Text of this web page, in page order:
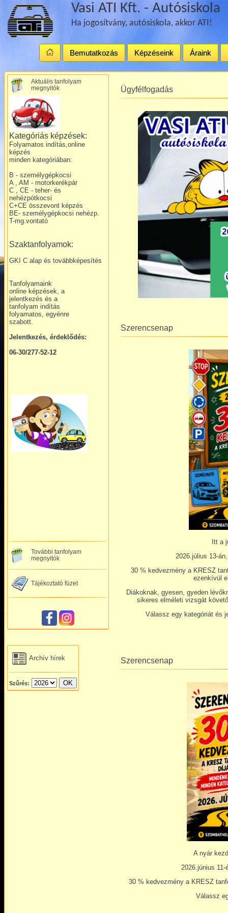
Vasi ATI Kft. - Autósiskola
Ha jogosítvány, autósiskola, akkor ATI!
Bemutatkozás Képzéseink Áraink
Aktuális tanfolyam
megnyitók
Kategóriás képzések:
Folyamatos indítás,online
képzés
minden kategóriában:
B - személygépkocsi
A , AM - motorkerékpár
C , CE - teher- és
nehézpótkocsi
C+CE összevont képzés
BE- személygépkocsi nehézp.
T-mg.vontató
Szaktanfolyamok:
GKI C alap és továbbképesítés
Tanfolyamaink
online képzések, a
jelentkezés és a
tanfolyam indítás
folyamatos, egyénre
szabott.
Jelentkezés, érdeklődés:
06-30/277-52-12
További tanfolyam
megnyitók
Tájékoztató füzet
Archív hírek
Szűrés:
Ügyfélfogadás
Szerencsenap
Itt a
2026.július 13-
30 % kedvezmény a KRESZ
ezenkívül
Diákoknak, gyesen, gyeden
sikeres elméleti vizsgát
Válassz egy kategóriát és
Szerencsenap
A nyár
2026.június
30 % kedvezmény a KRESZ
Válassz